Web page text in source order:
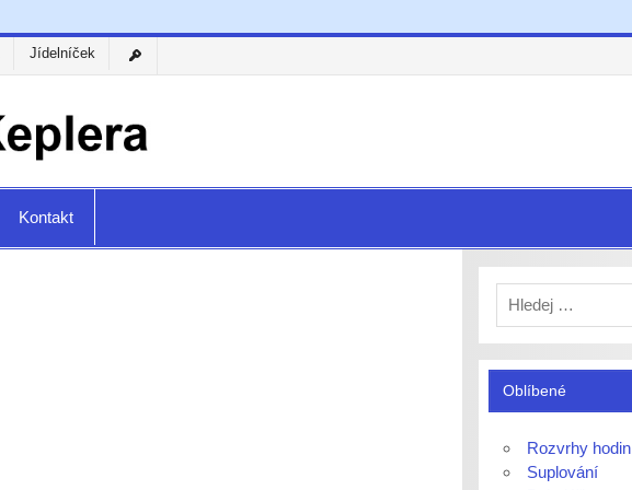
Jídelníček
Kontakt
Oblíbené
Rozvrhy hodin
Suplování